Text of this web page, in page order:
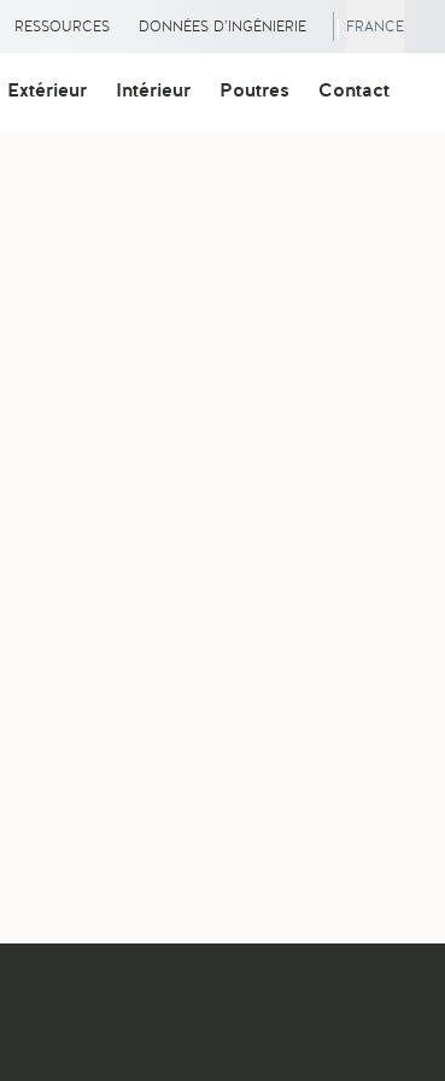
RESSOURCES DONNÉES D’INGÉNIERIE FRANCE
Extérieur Intérieur Poutres Contact